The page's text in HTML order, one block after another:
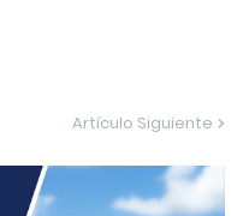
Artículo Siguiente